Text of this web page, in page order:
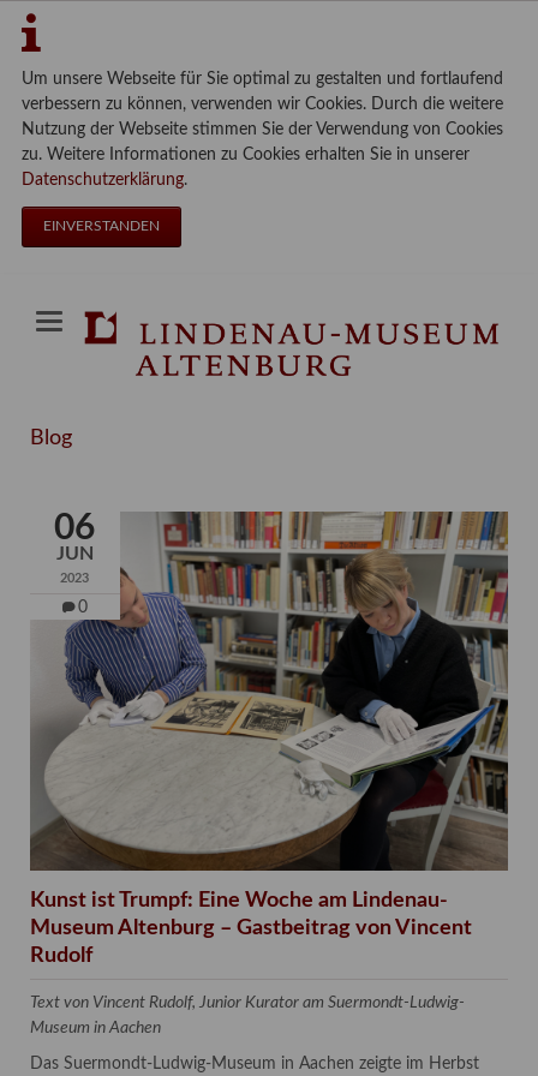
Um unsere Webseite für Sie optimal zu gestalten und fortlaufend
verbessern zu können, verwenden wir Cookies. Durch die weitere
Nutzung der Webseite stimmen Sie der Verwendung von Cookies
zu. Weitere Informationen zu Cookies erhalten Sie in unserer
Datenschutzerklärung.
EINVERSTANDEN
Blog
06
JUN
2023
0
Kunst ist Trumpf: Eine Woche am Lindenau-
Museum Altenburg – Gastbeitrag von Vincent
Rudolf
Text von Vincent Rudolf, Junior Kurator am Suermondt-Ludwig-
Museum in Aachen
Das Suermondt-Ludwig-Museum in Aachen zeigte im Herbst